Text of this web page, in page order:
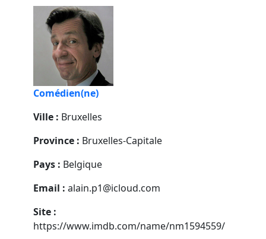
Comédien(ne)
Ville : Bruxelles
Province : Bruxelles-Capitale
Pays : Belgique
Email : alain.p1@icloud.com
Site :
https://www.imdb.com/name/nm1594559/